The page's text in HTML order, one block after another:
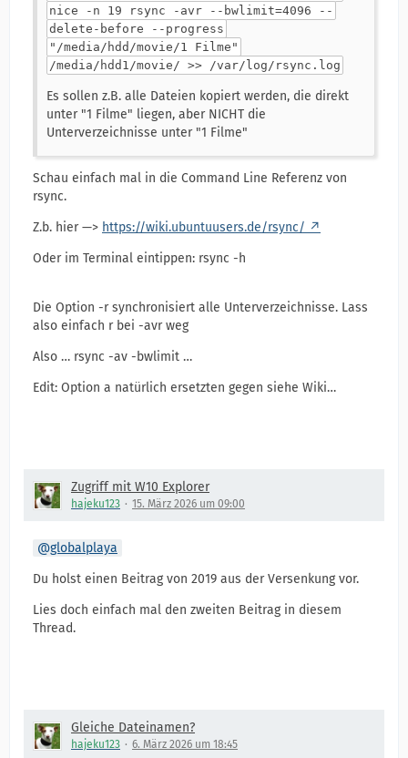
nice -n 19 rsync -avr --bwlimit=4096 --
delete-before --progress
"/media/hdd/movie/1 Filme"
/media/hdd1/movie/ >> /var/log/rsync.log
Es sollen z.B. alle Dateien kopiert werden, die direkt
unter "1 Filme" liegen, aber NICHT die
Unterverzeichnisse unter "1 Filme"
Schau einfach mal in die Command Line Referenz von
rsync.
Z.b. hier —> https://wiki.ubuntuusers.de/rsync/
Oder im Terminal eintippen: rsync -h
Die Option -r synchronisiert alle Unterverzeichnisse. Lass
also einfach r bei -avr weg
Also … rsync -av -bwlimit …
Edit: Option a natürlich ersetzten gegen siehe Wiki…
Zugriff mit W10 Explorer
hajeku123 15. März 2026 um 09:00
globalplaya
Du holst einen Beitrag von 2019 aus der Versenkung vor.
Lies doch einfach mal den zweiten Beitrag in diesem
Thread.
Gleiche Dateinamen?
hajeku123 6. März 2026 um 18:45